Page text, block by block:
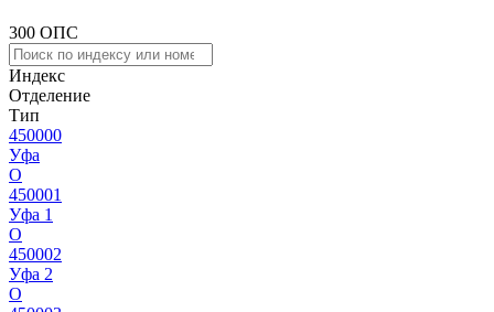
300 ОПС
Индекс
Отделение
Тип
450000
Уфа
О
450001
Уфа 1
О
450002
Уфа 2
О